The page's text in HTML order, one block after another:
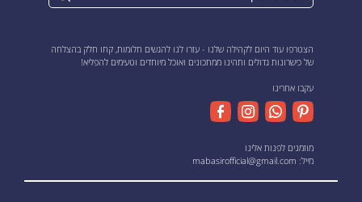
הצטרפו עוד היום לקהילה שלנו - עזרו לנו להגשים חלומות, קחו חלק בהצלחה
של כישרונות גדולים ותהינו ממתכונים ואוכל מיוחדים וטעימים להפליא!
עקבו אחרינו
מוזמנים לפנות אלינו
מייל: mabasirofficial@gmail.com